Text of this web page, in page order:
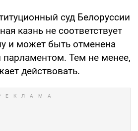
суд Белоруссии
казнь не соответствует
и может быть отменена
парламентом. Тем не менее,
действовать.